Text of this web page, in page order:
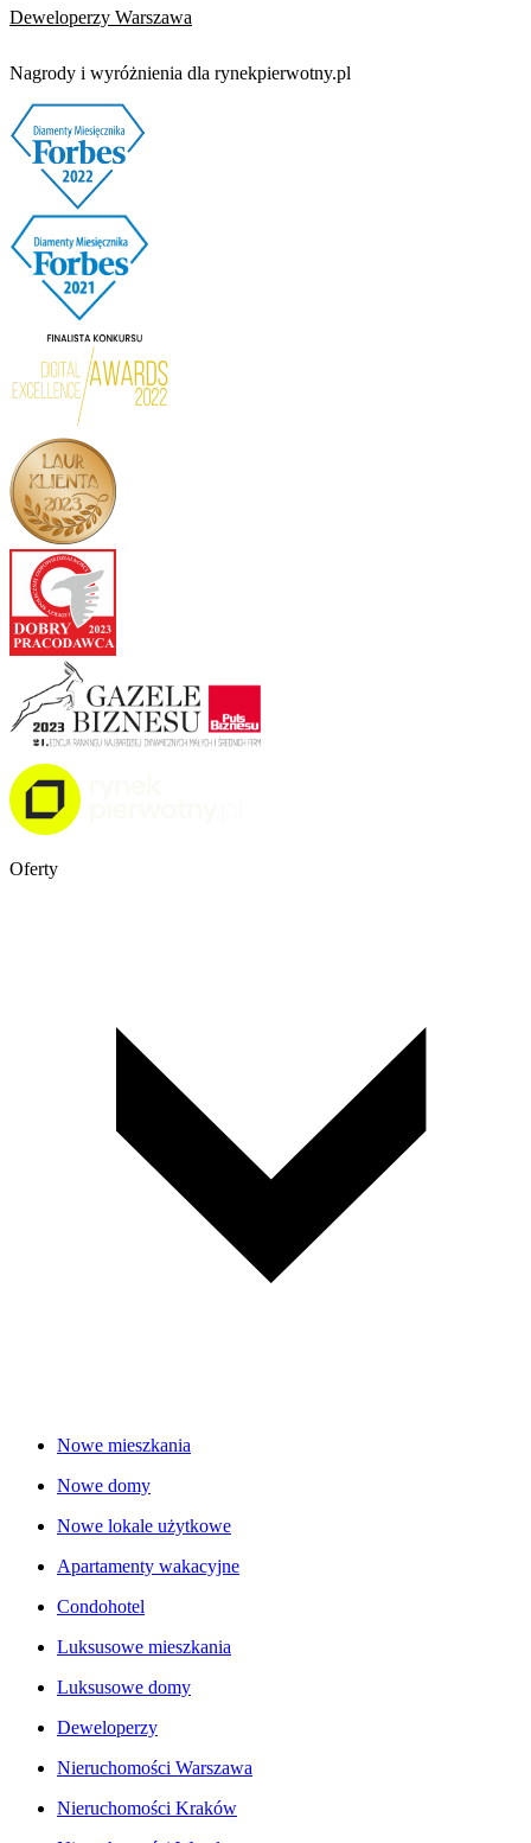
Deweloperzy Warszawa
Nagrody i wyróżnienia dla rynekpierwotny.pl
Oferty
Nowe mieszkania
Nowe domy
Nowe lokale użytkowe
Apartamenty wakacyjne
Condohotel
Luksusowe mieszkania
Luksusowe domy
Deweloperzy
Nieruchomości Warszawa
Nieruchomości Kraków